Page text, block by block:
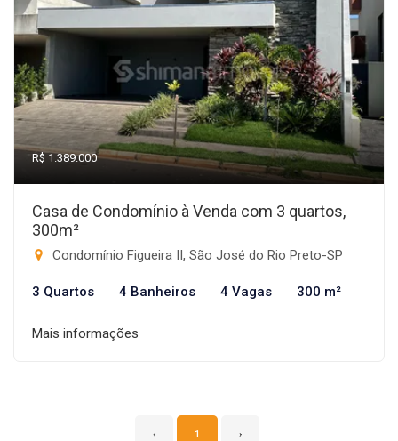
R$ 1.389.000
Casa de Condomínio à Venda com 3 quartos,
300m²
Condomínio Figueira II, São José do Rio Preto-SP
3 Quartos 4 Banheiros 4 Vagas 300 m²
Mais informações
‹ 1 ›